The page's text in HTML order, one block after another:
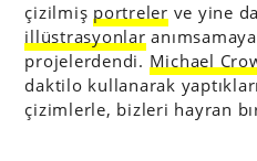
çizilmiş portreler ve yine
illüstrasyonlar
projelerdendi. Michael
daktilo kullanarak
çizimlerle, bizleri hayran